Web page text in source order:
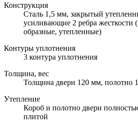
Конструкция
Сталь 1,5 мм, закрытый
усиливающие 2 ребра жесткости
образные, утепленные)
Контуры уплотнения
3 контура уплотнения
Толщина, вес
Толщина двери 120 мм, полотно
Утепление
Короб и полотно двери
плитой